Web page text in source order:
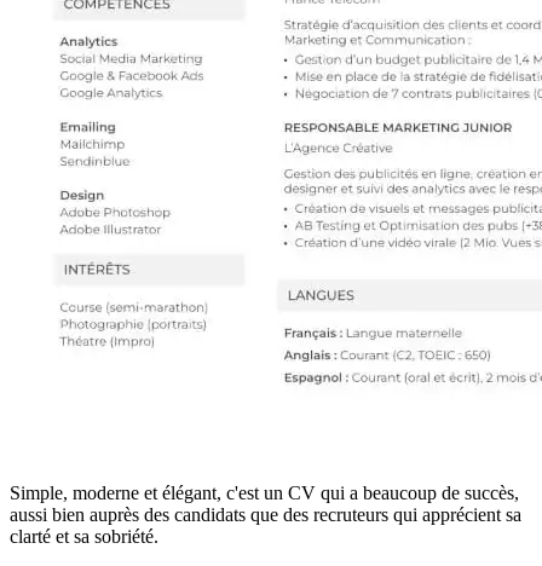
Simple, moderne et élégant, c'est un CV qui a beaucoup de succès,
aussi bien auprès des candidats que des recruteurs qui apprécient sa
clarté et sa sobriété.